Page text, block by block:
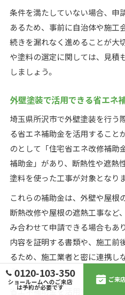
条件を満たしていない場合、申
あるため、事前に自治体や施工
続きを漏れなく進めることが大
や塗料の選定に関しては、見積
しましょう。
外壁塗装で活用できる省エネ
埼玉県所沢市で外壁塗装を行う
る省エネ補助金を活用すること
のとして「住宅省エネ改修補助
補助金」があり、断熱性や遮熱
塗料を使った工事が対象となりま
これらの補助金は、外壁や屋根
断熱改修や屋根の遮熱工事など
み合わせて申請できる場合もあ
内容を証明する書類や、施工前
るため、施工業者と密に連携し
う。
省エネ補助金を活用することで
0120-103-350
ショールームへのご来店
は予約が必要です
ご来